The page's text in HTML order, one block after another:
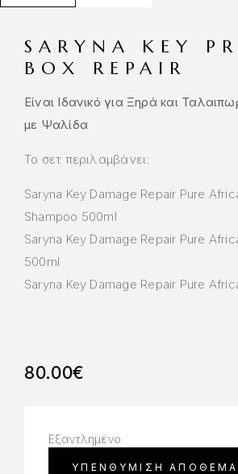
SARYNA KEY
BOX REPAIR
Είναι Ιδανικό για Ξηρά και
με Ψαλίδα
Το σετ περιλαμβάνει:
Saryna Key Damage Repair Pure
Shampoo 500ml
Saryna Key Damage Repair Pure
500ml
Saryna Key Damage Repair Pure
80.00€
Εξαντλημένο